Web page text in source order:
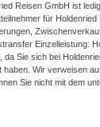
Reisen GmbH ist
für
Einzelleistung:
da Sie sich bei
Wir verweisen
Sie nicht mit dem